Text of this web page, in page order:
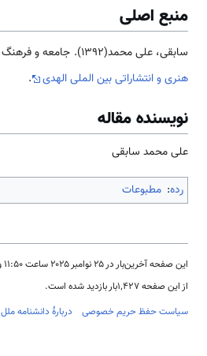
منبع اصلی
سابقی، علی محمد(1392). جامعه و فرهنگ
هنری و انتشاراتی بین الملی الهدی
.
نویسنده مقاله
علی محمد سابقی
رده: مطبوعات
این صفحه آخرین‌بار در ‏۲۵ نوامبر ۲۰۲۵ ساعت ‏۱۱:۵۰ ویرایش شده است.
از این صفحه ۱٬۴۲۷بار بازدید شده است.
سیاست حفظ حریم خصوصی
دربارهٔ دانشنامه ملل